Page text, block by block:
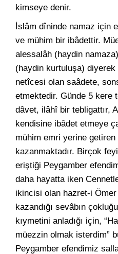
kimseye denir.
İslâm dîninde namaz için
ve mühim bir ibâdettir.
alessalâh (haydin
(haydin kurtuluşa) diyerek
netîcesi olan saâdete,
etmektedir. Günde 5 kere
dâvet, ilâhî bir tebligattır,
kendisine ibâdet etmeye
mühim emri yerine
kazanmaktadır. Birçok
eriştiği Peygamber
daha hayatta iken
ikincisi olan hazret-i
kazandığı sevâbın
kıymetini anladığı için,
müezzin olmak isterdim”
Peygamber efendimiz